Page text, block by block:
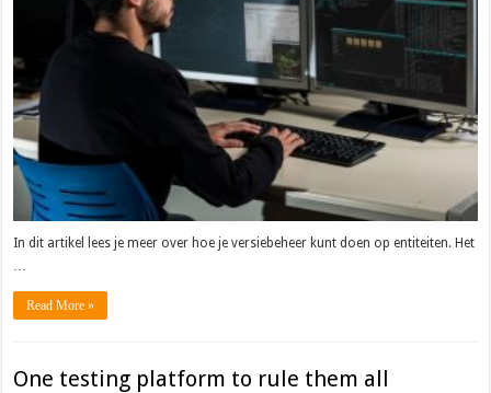
In dit artikel lees je meer over hoe je versiebeheer kunt doen op entiteiten. Het
Read More »
One testing platform to rule them all